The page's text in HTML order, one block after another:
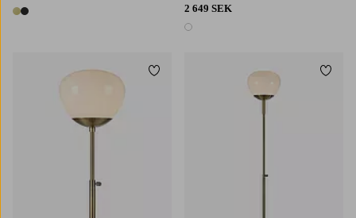
2 färger
2 649 SEK
1 färg
Lägg till i favoriter